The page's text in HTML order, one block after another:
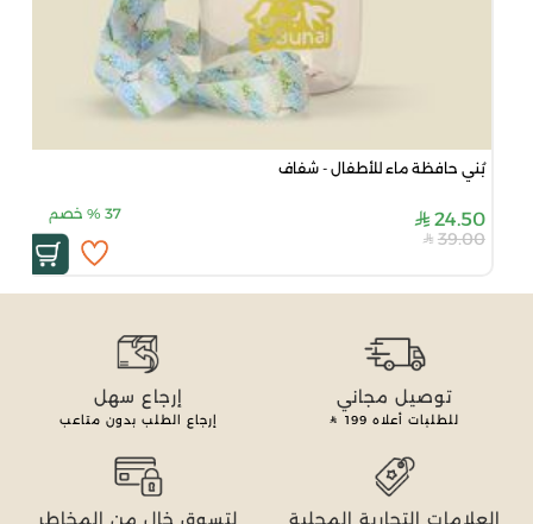
بُني حافظة ماء للأطفال - شفاف
24.50
37
% خصم
39.00
توصيل مجاني
للطلبات أعلاه 199
إرجاع سهل
إرجاع الطلب بدون متاعب
العلامات التجارية المحلية لتسوق خالٍ من المخاطر